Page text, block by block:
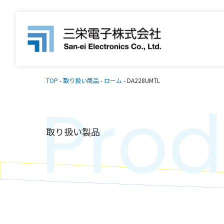
TOP -取り扱い商品- ローム -DA228UMTL
取り扱い製品